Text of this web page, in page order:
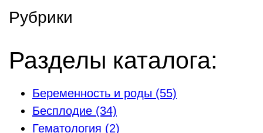
Рубрики
Разделы каталога:
Беременность и роды (55)
Бесплодие (34)
Гематология (2)